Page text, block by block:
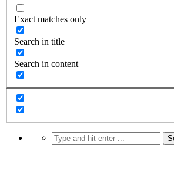
Exact matches only
Search in title
Search in content